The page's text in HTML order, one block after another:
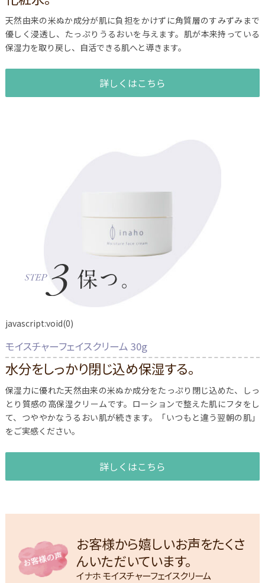
天然由来の米ぬか成分が肌に負担をかけずに角質層のすみずみまで
優しく浸透し、たっぷりうるおいを与えます。肌が本来持っている
保湿力を取り戻し、自活できる肌へと導きます。
詳しくはこちら
javascript:void(0)
モイスチャーフェイスクリーム 30g
水分をしっかり閉じ込め保湿する。
保湿力に優れた天然由来の米ぬか成分をたっぷり閉じ込めた、しっ
とり質感の高保湿クリームです。ローションで整えた肌にフタをし
て、つややかなうるおい肌が続きます。「いつもと違う翌朝の肌」
をご実感ください。
詳しくはこちら
お客様から嬉しいお声をたくさ
んいただいています。
イナホ モイスチャーフェイスクリーム